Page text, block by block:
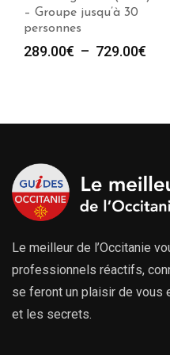
– Groupe jusqu’à 30
personnes
289.00€ – 729.00€
à
Le meilleur de l’Occitanie
professionnels réactifs,
se feront un plaisir de vous
et les secrets.